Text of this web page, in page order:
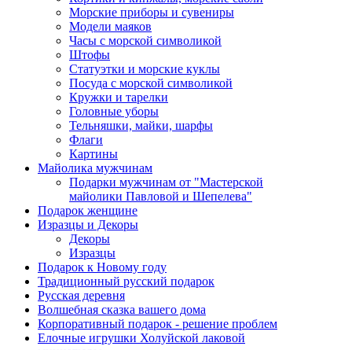
Морские приборы и сувениры
Модели маяков
Часы с морской символикой
Штофы
Статуэтки и морские куклы
Посуда с морской символикой
Кружки и тарелки
Головные уборы
Тельняшки, майки, шарфы
Флаги
Картины
Майолика мужчинам
Подарки мужчинам от "Мастерской
майолики Павловой и Шепелева"
Подарок женщине
Изразцы и Декоры
Декоры
Изразцы
Подарок к Новому году
Традиционный русский подарок
Русская деревня
Волшебная сказка вашего дома
Корпоративный подарок - решение проблем
Елочные игрушки Холуйской лаковой